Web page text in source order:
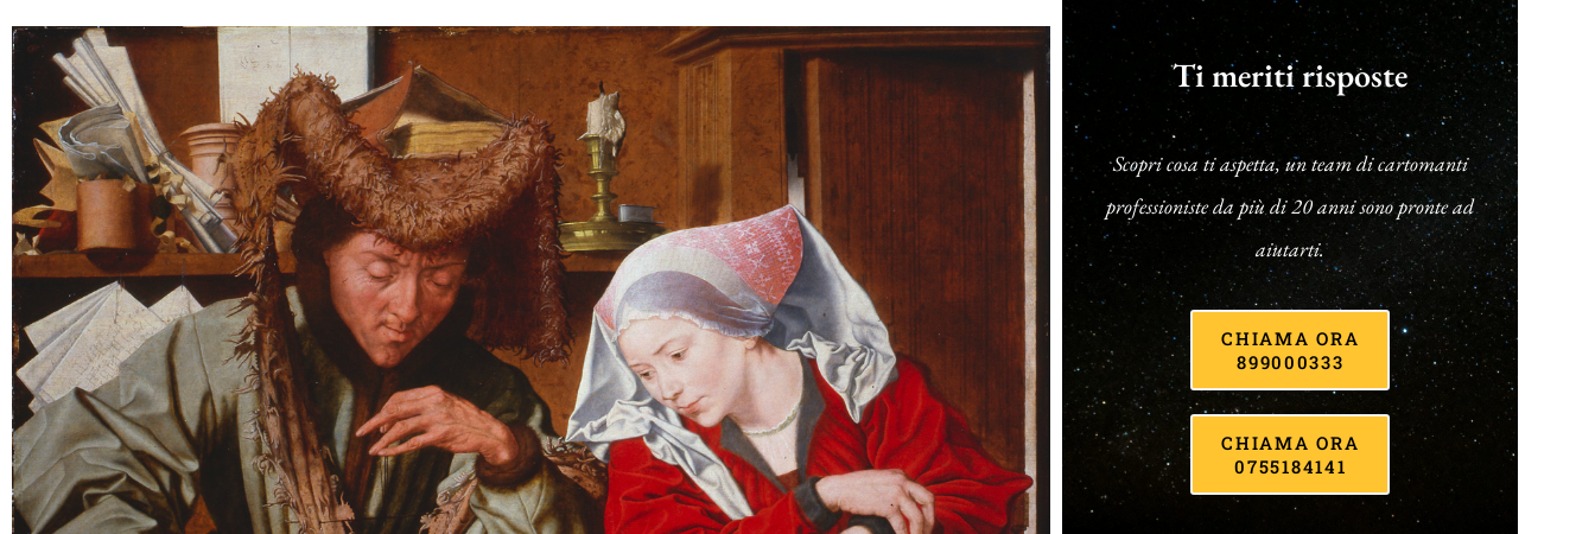
Ti meriti risposte
Scopri cosa ti aspetta, un team di cartomanti
professioniste da più di 20 anni sono pronte ad
aiutarti.
CHIAMA ORA
899000333
CHIAMA ORA
0755184141